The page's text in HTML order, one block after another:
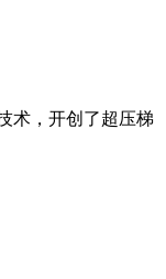
术，开创了超压梯